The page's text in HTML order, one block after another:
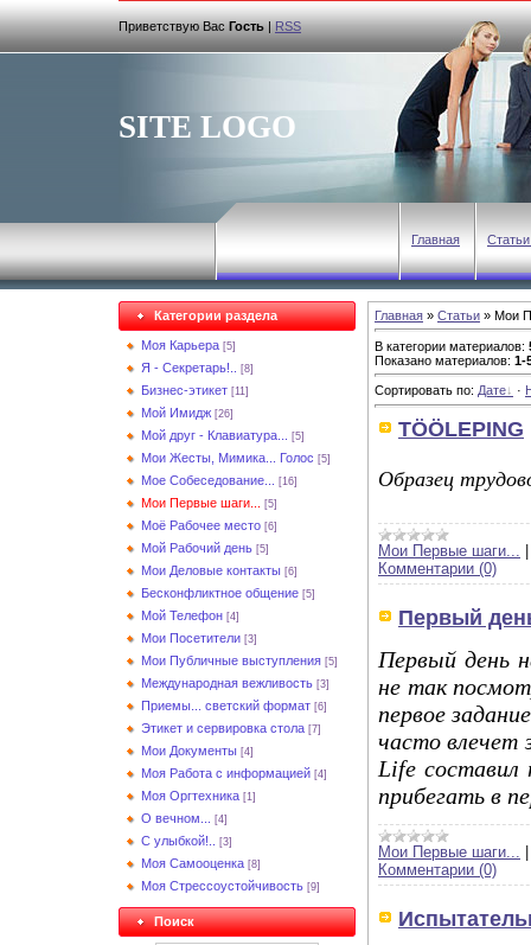
Приветствую Вас Гость|RSS
SITE LOGO
Главная
Категории раздела
Моя Карьера [5]
Я - Секретарь!.. [8]
Бизнес-этикет [11]
Мой Имидж [26]
Мой друг - Клавиатура... [5]
Мои Жесты, Мимика... Голос [5]
Мое Собеседование... [16]
Мои Первые шаги... [5]
Моё Рабочее место [6]
Мой Рабочий день [5]
Мои Деловые контакты [6]
Бесконфликтное общение [5]
Мой Телефон [4]
Мои Посетители [3]
Мои Публичные выступления [5]
Международная вежливость [3]
Приемы... светский формат [6]
Этикет и сервировка стола [7]
Мои Документы [4]
Моя Работа с информацией [4]
Моя Оргтехника [1]
О вечном... [4]
С улыбкой!.. [3]
Моя Самооценка [8]
Моя Стрессоустойчивость [9]
Поиск
Главная » Статьи » Мои
В категории материалов:
Показано материалов: 1-
Сортировать по: Дате ·
TÖÖLEPING
Образец
Мои Первые шаги...
Комментарии (0)
Первый
Первый день
не так
первое
часто влечет
Life составил
прибегать в
Мои Первые шаги...
Комментарии (0)